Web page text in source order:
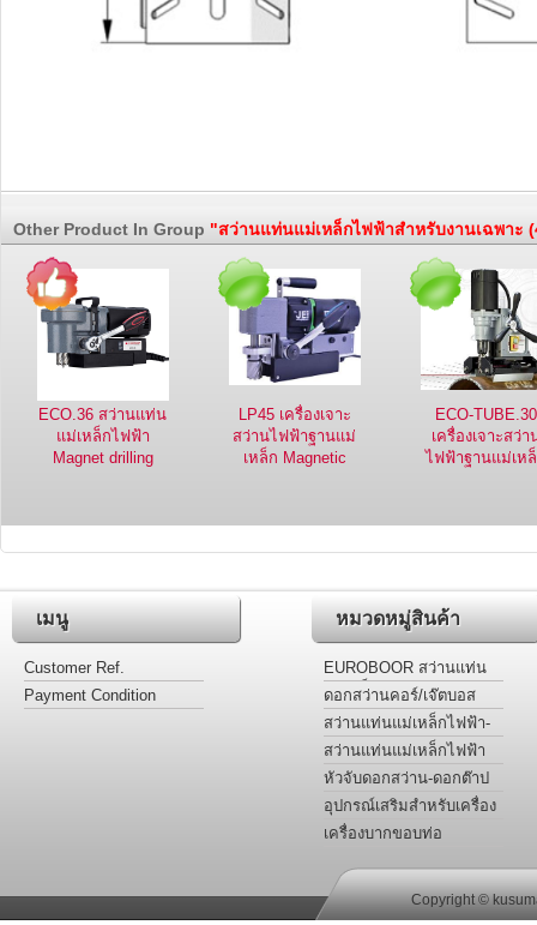
Other Product In Group "สว่านแท่นแม่เหล็กไฟฟ้าสำหรับงานเฉพาะ
ECO.36 สว่านแท่น
แม่เหล็กไฟฟ้า
Magnet drilling
LP45 เครื่องเจาะ
สว่านไฟฟ้าฐานแม่
เหล็ก Magnetic
ECO-TUBE.30
เครื่องเจาะสว่า
ไฟฟ้าฐานแม่เห
เมนู
Customer Ref.
Payment Condition
หมวดหมู่สินค้า
EUROBOOR สว่านแท่น
แม่เหล็กไฟฟ้า
ดอกสว่านคอร์/เจ๊ตบอส
เจาะโลหะ รุ่นไฮสปีดและ
ฟันคาร์ไบด์
สว่านแท่นแม่เหล็กไฟฟ้า-
ต๊าปเกลียว-เคาน์เตอร์ซิงค์-
กว้านรูหัวน๊อต
สว่านแท่นแม่เหล็กไฟฟ้า
สำหรับงานเฉพาะ
หัวจับดอกสว่าน-ดอกต๊าป
อะแด๊ปเตอร์ ข้อลด
อุปกรณ์เสริมสำหรับเครื่อง
เจาะสว่านไฟฟ้าฐานแม่
เครื่องบากขอบท่อ
Copyright ©